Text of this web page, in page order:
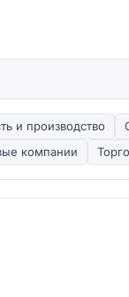
и производство
компании